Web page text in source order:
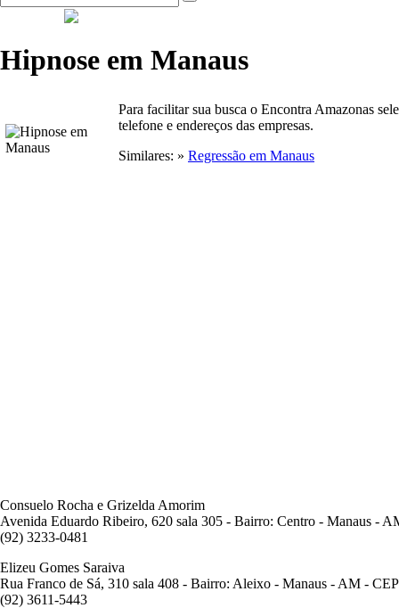
Hipnose em Manaus
Para facilitar sua busca o Encontra Amazonas
telefone e endereços das empresas.
Similares: » Regressão em Manaus
Consuelo Rocha e Grizelda Amorim
Avenida Eduardo Ribeiro, 620 sala 305 - Bairro: Centro - Manaus -
(92) 3233-0481
Elizeu Gomes Saraiva
Rua Franco de Sá, 310 sala 408 - Bairro: Aleixo - Manaus - AM -
(92) 3611-5443